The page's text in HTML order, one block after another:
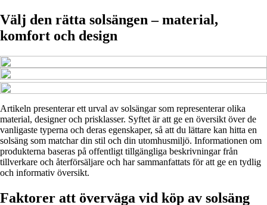
Välj den rätta solsängen – material,
komfort och design
Artikeln presenterar ett urval av solsängar som representerar olika
material, designer och prisklasser. Syftet är att ge en översikt över de
vanligaste typerna och deras egenskaper, så att du lättare kan hitta en
solsäng som matchar din stil och din utomhusmiljö. Informationen om
produkterna baseras på offentligt tillgängliga beskrivningar från
tillverkare och återförsäljare och har sammanfattats för att ge en tydlig
och informativ översikt.
Faktorer att överväga vid köp av solsäng